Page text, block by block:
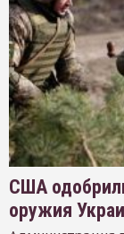
США
оружия